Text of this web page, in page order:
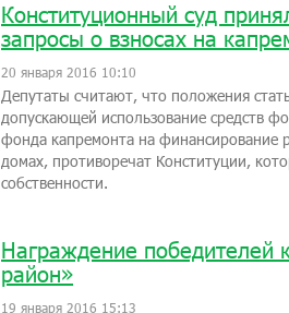
Конституционный суд
запросы о взносах на
20 января 2016 10:10
Депутаты считают, что положения
допускающей использование средств
фонда капремонта на финансирование
домах, противоречат Конституции,
собственности.
Награждение победителей
район»
19 января 2016 15:13